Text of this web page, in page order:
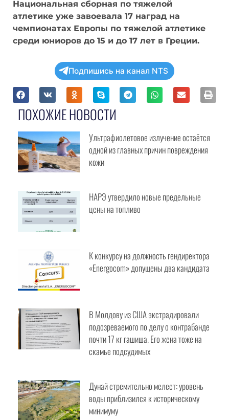
Национальная сборная по тяжелой
атлетике уже завоевала 17 наград на
чемпионатах Европы по тяжелой атлетике
среди юниоров до 15 и до 17 лет в Греции.
Подпишись на канал NTS
ПОХОЖИЕ НОВОСТИ
Ультрафиолетовое излучение
остаётся одной из главных причин
повреждения кожи
НАРЭ утвердило новые предельные
цены на топливо
К конкурсу на должность
гендиректора «Energocom»
В Молдову из США экстрадировали
подозреваемого по делу о
контрабанде почти 17 кг гашиша. Его
жена тоже на скамье подсудимых
Дунай стремительно мелеет: уровень
воды приблизился к историческому
минимуму
Куда, по вашему мнению, в первую очередь
должен поехать премьер - министр Василий
Тофан?
В Гагаузию
В Приднестровье
В Брюссель
В Москву
В Бухарест
Просмотреть результаты